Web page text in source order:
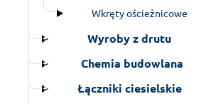
Wkręty ościeżnicowe
Wyroby z drutu
Chemia budowlana
Łączniki ciesielskie